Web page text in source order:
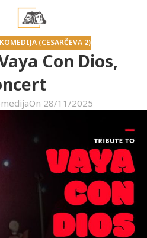
(CESARČEVA 2)
Con Dios,
On 28/11/2025